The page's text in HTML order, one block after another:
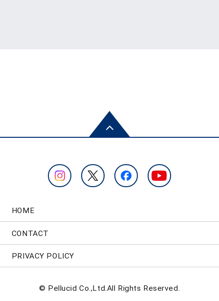
HOME
CONTACT
PRIVACY POLICY
© Pellucid Co.,Ltd.All Rights Reserved.